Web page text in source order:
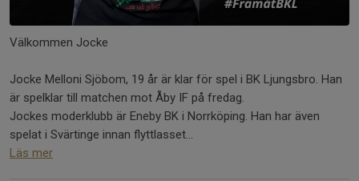
Välkommen Jocke
Jocke Melloni Sjöbom, 19 år är klar för spel i BK Ljungsbro. Han
är spelklar till matchen mot Åby IF på fredag.
Jockes moderklubb är Eneby BK i Norrköping. Han har även
spelat i Svärtinge innan flyttlasset...
Läs mer